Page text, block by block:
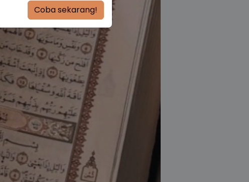
Coba sekarang!